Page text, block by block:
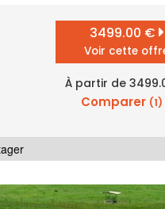
3499.00 €
Voir cette
À partir de
Comparer (1)